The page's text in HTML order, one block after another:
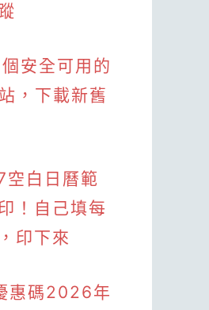
安全可用的
，下載新舊
白日曆範
！自己填每
印下來
惠碼2026年